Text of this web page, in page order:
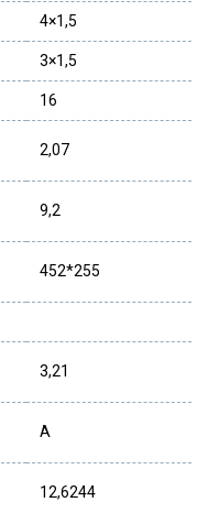
4×1,5
3×1,5
16
2,07
9,2
452*255
3,21
A
12,6244